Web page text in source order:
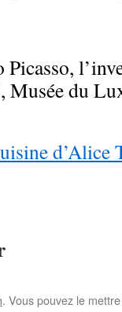
Musée du
d’Alice
. Vous pouvez le